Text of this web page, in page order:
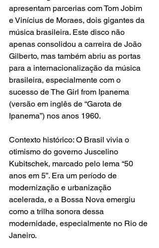
apresentam parcerias com Tom Jobim
e Vinícius de Moraes, dois gigantes da
música brasileira. Este disco não
apenas consolidou a carreira de João
Gilberto, mas também abriu as portas
para a internacionalização da música
brasileira, especialmente com o
sucesso de The Girl from Ipanema
(versão em inglês de “Garota de
Ipanema”) nos anos 1960.
Contexto histórico: O Brasil vivia o
otimismo do governo Juscelino
Kubitschek, marcado pelo lema “50
anos em 5”. Era um período de
modernização e urbanização
acelerada, e a Bossa Nova emergiu
como a trilha sonora dessa
modernidade, especialmente no Rio de
Janeiro.